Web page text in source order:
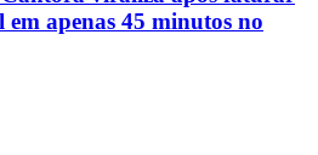
em apenas 45 minutos no